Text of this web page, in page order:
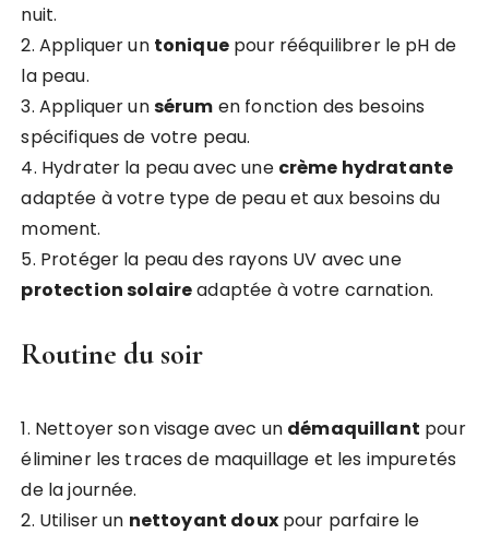
nuit.
2. Appliquer un toniquepour rééquilibrer le pH de
la peau.
3. Appliquer unsérum en fonction des besoins
spécifiques de votre peau.
4. Hydrater la peau avec une crème hydratante
adaptée à votre type de peau et aux besoins du
moment.
5. Protéger la peau des rayons UV avec une
protection solaireadaptée à votre carnation.
Routine du soir
1. Nettoyer son visage avec un démaquillant pour
éliminer les traces de maquillage et les impuretés
de la journée.
2. Utiliser un nettoyant douxpour parfaire le